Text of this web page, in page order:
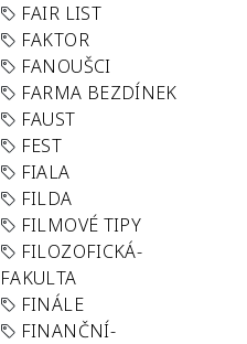
FAIR LIST
FAKTOR
FANOUŠCI
FARMA BEZDÍNEK
FAUST
FEST
FIALA
FILDA
FILMOVÉ TIPY
FILOZOFICKÁ-
FAKULTA
FINÁLE
FINANČNÍ-